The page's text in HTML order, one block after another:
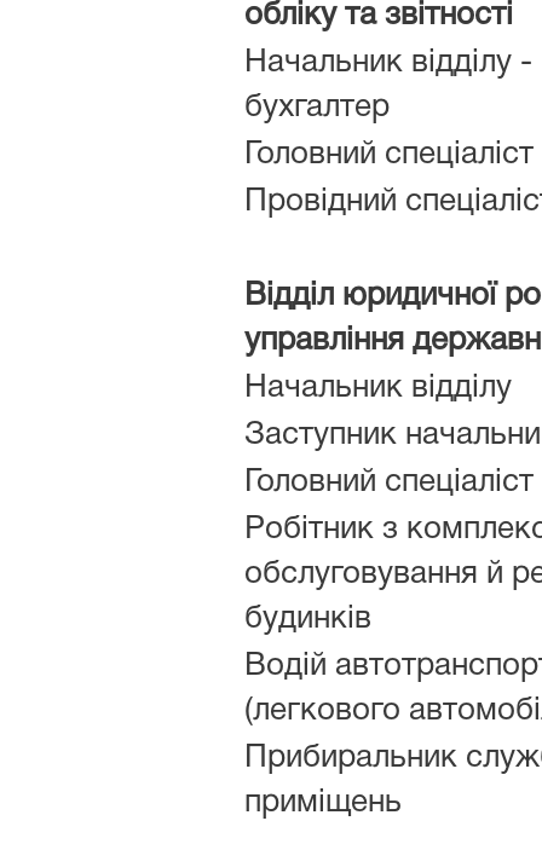
обліку та звітності
Начальник відділу
бухгалтер
Головний спеціаліст
Провідний
Відділ юридичної
управління
Начальник відділу
Заступник
Головний спеціаліст
Робітник з
обслуговування й
будинків
Водій
(легкового
Прибиральник
приміщень